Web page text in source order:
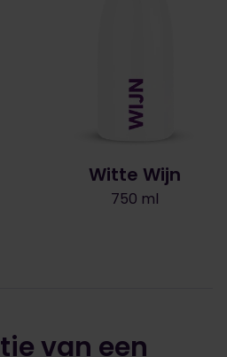
Witte Wijn
750 ml
van een